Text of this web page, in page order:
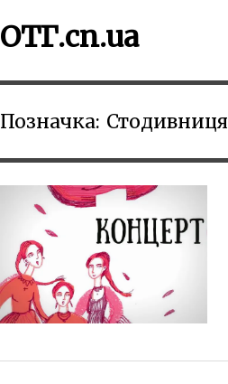
ОТГ.cn.ua
Позначка: Стодивниця